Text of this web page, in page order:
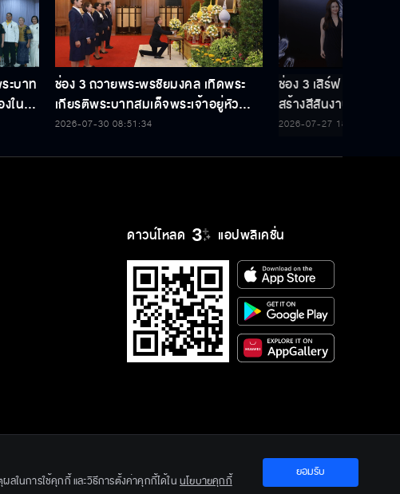
บาท
ช่อง 3 ถวายพระพรชัยมงคล เทิดพระ
เนื่องในโอกาสวันเฉลิมพระชนมพรรษา
2026-07-30 08:51:34
ช่อง 3 เสิร์ฟ 5 นักแสด
THAILAND Y
2026-07-27 18:35:22
ดาวน์โหลด แอปพลิเคชั่น
ลในการใช้คุกกี้ และวิธีการตั้งค่าคุกกี้ได้ใน นโยบายคุกกี้
ยอมรับ